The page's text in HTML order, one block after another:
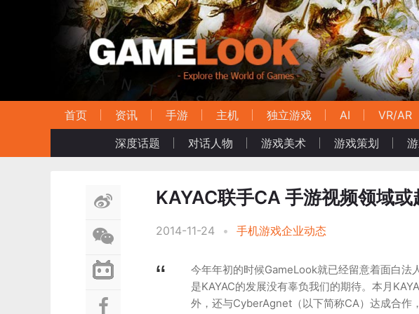
首页 资讯 手游 主机 独立游戏 AI VR/AR
深度话题
对话人物 游戏美术 游戏策划
KAYAC联手CA 手游视频领域或
2014-11-24 • 手机游戏企业动态
今年年初的时候GameLook就已经留意着面白法
是KAYAC的发展没有辜负我们的期待。本月
外，还与CyberAgnet（以下简称CA）达成合作